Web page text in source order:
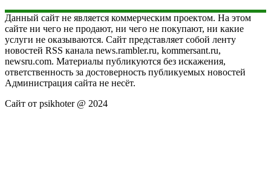
Данный сайт не является коммерческим проектом. На этом
сайте ни чего не продают, ни чего не покупают, ни какие
услуги не оказываются. Сайт представляет собой ленту
новостей RSS канала news.rambler.ru, kommersant.ru,
newsru.com. Материалы публикуются без искажения,
ответственность за достоверность публикуемых новостей
Администрация сайта не несёт.
Сайт от psikhoter @ 2024